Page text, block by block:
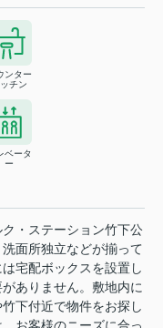
ンター
チン
ベータ
ー
・ステーション竹下公
面所独立などが揃って
宅配ボックスを設置し
ありません。敷地内に
下付近で物件をお探し